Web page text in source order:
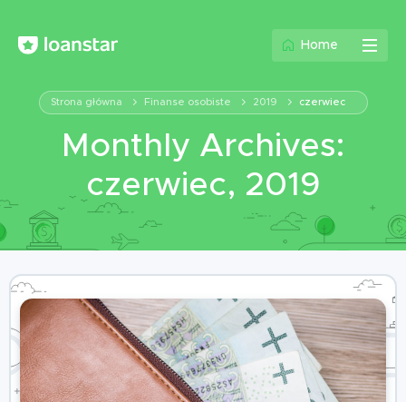
Home
Strona główna Finanse osobiste 2019 czerwiec
Monthly Archives:
czerwiec, 2019